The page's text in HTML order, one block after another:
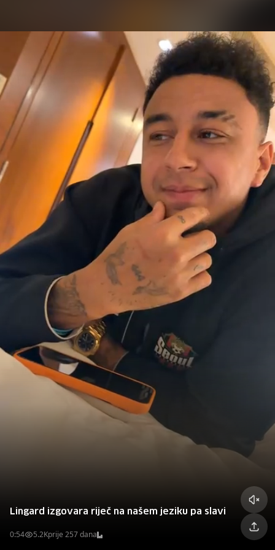
Lingard izgovara riječ na našem jeziku pa slavi
0:54 5.2Kprije 257 dana